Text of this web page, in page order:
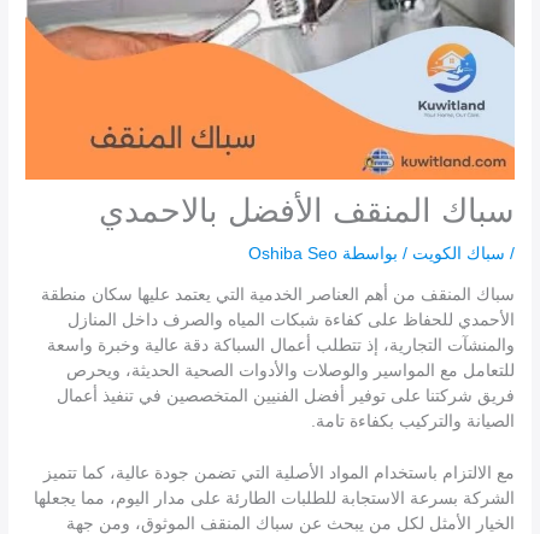
سباك المنقف الأفضل بالاحمدي
/ سباك الكويت / بواسطة Oshiba Seo
سباك المنقف من أهم العناصر الخدمية التي يعتمد عليها سكان منطقة
الأحمدي للحفاظ على كفاءة شبكات المياه والصرف داخل المنازل
والمنشآت التجارية، إذ تتطلب أعمال السباكة دقة عالية وخبرة واسعة
للتعامل مع المواسير والوصلات والأدوات الصحية الحديثة، ويحرص
فريق شركتنا على توفير أفضل الفنيين المتخصصين في تنفيذ أعمال
الصيانة والتركيب بكفاءة تامة.
مع الالتزام باستخدام المواد الأصلية التي تضمن جودة عالية، كما تتميز
الشركة بسرعة الاستجابة للطلبات الطارئة على مدار اليوم، مما يجعلها
الخيار الأمثل لكل من يبحث عن سباك المنقف الموثوق، ومن جهة